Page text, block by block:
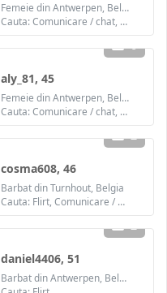
Femeie din Antwerpen, Belgia
Cauta: Comunicare / chat, Prietenie
6
aly_81, 45
Femeie din Antwerpen, Belgia
Cauta: Comunicare / chat, Prietenie
2
cosma608, 46
Barbat din Turnhout, Belgia
Cauta: Flirt, Comunicare / chat, Prietenie
2
daniel4406, 51
Barbat din Antwerpen, Belgia